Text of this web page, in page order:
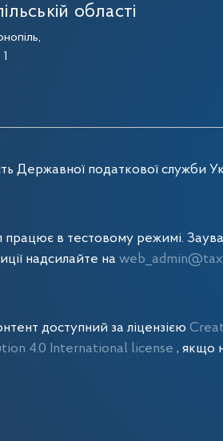
області
Державної податкової служби
працює в тестовому режимі.
надсилайте на
доступний за ліцензією
4.0 International license, якщо